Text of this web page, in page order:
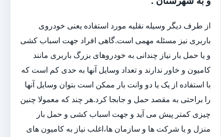
از طرف دیگر وسیله نقلیه مورد استفاده یعنی خودروی
باربری نیز مسئله مهمی است.گاهی افراد جهت اسباب کشی
و یا حمل بار نیاز چندانی به خودروهای بزرگ باربری مانند
کامیون و خاور ندارند و تعداد وسایل آنها به حدی کم است که
با استفاده از یک یا دو وانت بار ممکن است بتوان وسایل آنها
را براحتی به مقصد حمل و جابجا کرد.هر چند که معمولا چنین
چیزی کمتر پیش می آید و جهت اسباب کشی و حمل بار
منزل و یا شرکت ها و سازمان ها،اغلب نیاز به کامیون های